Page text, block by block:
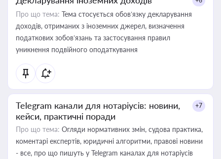
Про що тема: Тема стосується обов’язку декларування
доходів, отриманих з іноземних джерел, визначення
податкових зобов’язань та застосування правил
уникнення подвійного оподаткування
Telegram канали для нотаріусів: новини,
кейси, практичні поради
+7
Про що тема: Огляди нормативних змін, судова практика,
коментарі експертів, юридичні алгоритми, правові новини
- все, про що пишуть у Telegram каналах для нотаріусів